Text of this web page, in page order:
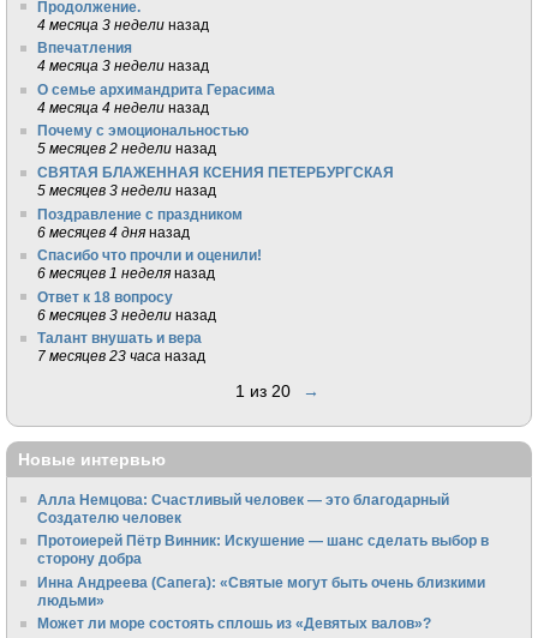
Продолжение.
4 месяца 3 недели назад
Впечатления
4 месяца 3 недели назад
О семье архимандрита Герасима
4 месяца 4 недели назад
Почему с эмоциональностью
5 месяцев 2 недели назад
СВЯТАЯ БЛАЖЕННАЯ КСЕНИЯ ПЕТЕРБУРГСКАЯ
5 месяцев 3 недели назад
Поздравление с праздником
6 месяцев 4 дня назад
Спасибо что прочли и оценили!
6 месяцев 1 неделя назад
Ответ к 18 вопросу
6 месяцев 3 недели назад
Талант внушать и вера
7 месяцев 23 часа назад
1 из 20 →
Новые интервью
Алла Немцова: Счастливый человек — это благодарный
Создателю человек
Протоиерей Пётр Винник: Искушение — шанс сделать выбор в
сторону добра
Инна Андреева (Сапега): «Святые могут быть очень близкими
людьми»
Может ли море состоять сплошь из «Девятых валов»?